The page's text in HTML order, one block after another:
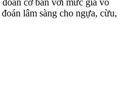
cơ bản với mức giá vô
lâm sàng cho ngựa, cừu,